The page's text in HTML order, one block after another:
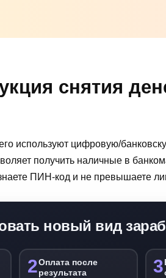
снятия
используют цифровую/
получить наличные в
ПИН-код и не превышаете
новый вид
2Оплата после
результата
3